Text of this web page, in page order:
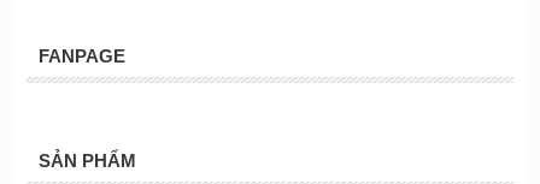
FANPAGE
SẢN PHẨM